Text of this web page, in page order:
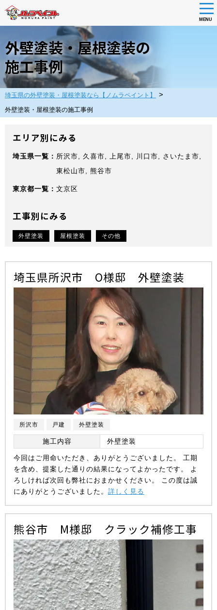
main
content
MENU
外壁塗装・屋根塗装の
施工事例
埼玉県の外壁塗装・屋根塗装なら【ノムラペイント】 >
外壁塗装・屋根塗装の施工事例
エリア別にみる
埼玉県 所沢市 久喜市 上尾市 川口市
さいたま市
東松山市
熊谷市
東京都 文京区
工事別にみる
外壁塗装 屋根塗装 その他
埼玉県所沢市 O様邸 外壁塗装
所沢市 戸建 外壁塗装
施工内容 外壁塗装
今回はご用命いただき、ありがとうございました。 工期
を含め、提案した通りの結果になってよかったです。 よ
ろしければ次回も弊社におまかせください。 この度は誠
にありがとうございました。 詳しく見る
熊谷市 M様邸 クラック補修工事